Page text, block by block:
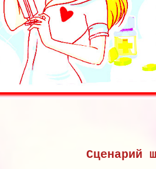
Сценарий